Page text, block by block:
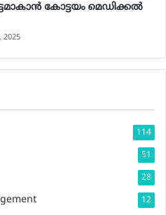
കോട്ടയം മെഡിക്കല്‍
2025
114
51
28
12